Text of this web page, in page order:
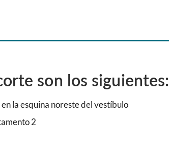
son los siguientes:
la esquina noreste del vestíbulo
2